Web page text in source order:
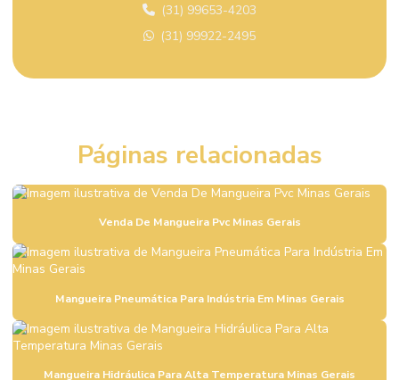
Comprar Dispositivo De Segurança Em São Paulo
Comprar Terminal Prensável Em São Paulo
Comprar Válvula De Esfera Tripartida
Comprar Válvula De Pé Ferro Fundido
Comprar Válvula De Retenção Em Minas Gerais
Comprar Válvula Fundo De Poço Em Minas Gerais
Comprar Válvula Gaveta A216 Wcb Minas Gerais
(31) 99653-4203
(31) 99922-2495
Páginas relacionadas
Venda De Mangueira Pvc Minas Gerais
Mangueira Pneumática Para Indústria Em Minas Gerais
Mangueira Hidráulica Para Alta Temperatura Minas Gerais